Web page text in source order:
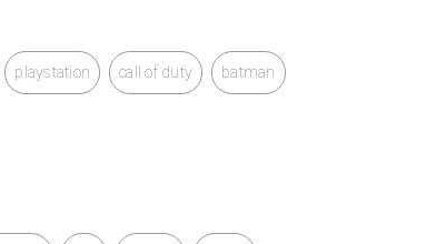
playstation call of duty batman